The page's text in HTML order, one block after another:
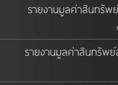
รายงานมูลค่าสินทรั
รายงานมูลค่าสินทรั